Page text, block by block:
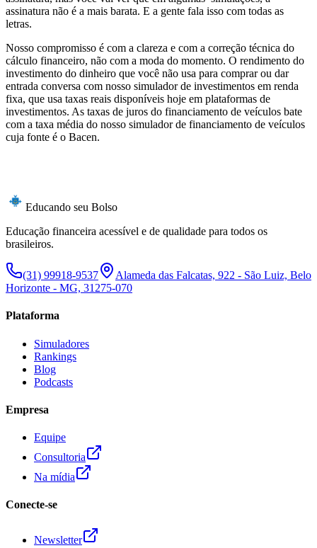
assinatura não é a mais barata. E a gente fala isso com todas as
letras.
Nosso compromisso é com a clareza e com a correção técnica do
cálculo financeiro, não com a moda do momento. O rendimento do
investimento do dinheiro que você não usa para comprar ou dar
entrada conversa com nosso simulador de investimentos em renda
fixa, que usa taxas reais disponíveis hoje em plataformas de
investimentos. As taxas de juros do financiamento de veículos bate
com a taxa média do nosso simulador de financiamento de veículos
cuja fonte é o Bacen.
Educando seu Bolso
Educação financeira acessível e de qualidade para todos os
brasileiros.
(31) 99918-9537
Alameda das Falcatas, 922 - São Luiz, Belo
Horizonte - MG, 31275-070
Plataforma
Simuladores
Rankings
Blog
Podcasts
Empresa
Equipe
Consultoria
Na mídia
Conecte-se
Newsletter